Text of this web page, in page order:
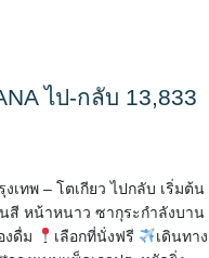
ไป-กลับ 13,833
เทพ – โตเกียว ไปกลับ เริ่มต้น
นสี หน้าหนาว ซากุระกำลังบาน
งดื่ม เลือกที่นั่งฟรี
เดินทาง